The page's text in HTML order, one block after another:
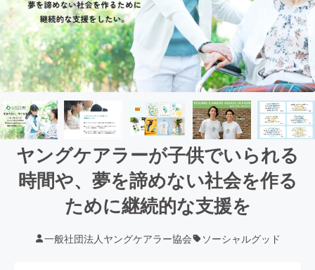
ヤングケアラーが子供でいられる
時間や、夢を諦めない社会を作る
ために継続的な支援を
一般社団法人ヤングケアラー協会 ソーシャルグッド